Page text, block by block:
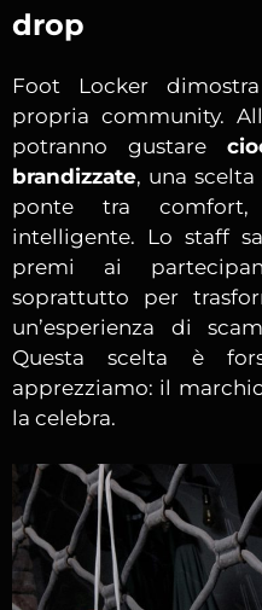
drop
Foot Locker
propria community.
potranno gustare
brandizzate, una
ponte tra
intelligente. Lo staff
premi ai
soprattutto per
un’esperienza di
Questa scelta è
apprezziamo: il
la celebra.